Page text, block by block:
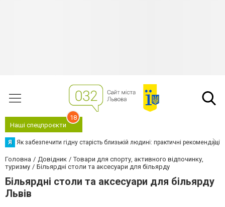
Наші спецпроєкти
18
Я Як забезпечити гідну старість близькій людині: практичні рекомендації
Головна Довідник
Товари для спорту, активного відпочинку,
туризму
Більярдні столи та аксесуари для більярду
Більярдні столи та аксесуари для більярду
Львів